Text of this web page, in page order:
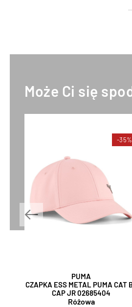
Może Ci się
-35%
PUMA
CZAPKA ESS METAL PUMA CAT
CAP JR 02685404
Różowa